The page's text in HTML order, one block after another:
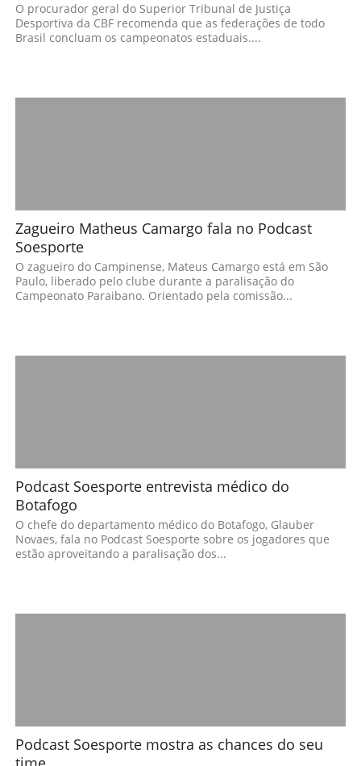
O procurador geral do Superior Tribunal de Justiça
Desportiva da CBF recomenda que as federações de todo
Brasil concluam os campeonatos estaduais....
Zagueiro Matheus Camargo fala no Podcast
Soesporte
O zagueiro do Campinense, Mateus Camargo está em São
Paulo, liberado pelo clube durante a paralisação do
Campeonato Paraibano. Orientado pela comissão...
Podcast Soesporte entrevista médico do
Botafogo
O chefe do departamento médico do Botafogo, Glauber
Novaes, fala no Podcast Soesporte sobre os jogadores que
estão aproveitando a paralisação dos...
Podcast Soesporte mostra as chances do seu